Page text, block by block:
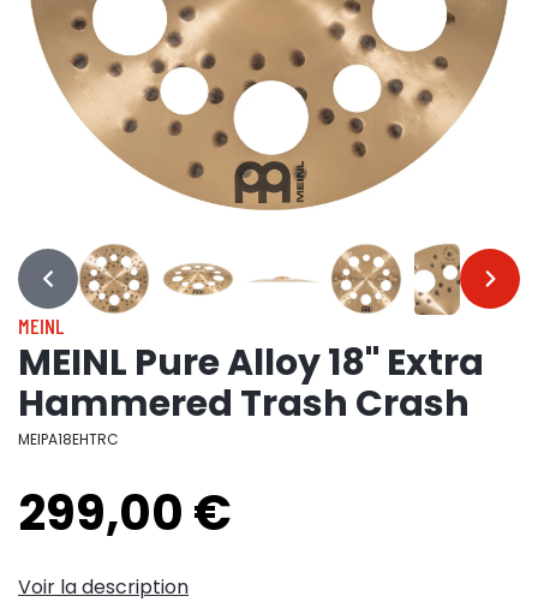
… …
MEINL
MEINL Pure Alloy 18" Extra
Hammered Trash Crash
MEIPA18EHTRC
299,00 €
Voir la description